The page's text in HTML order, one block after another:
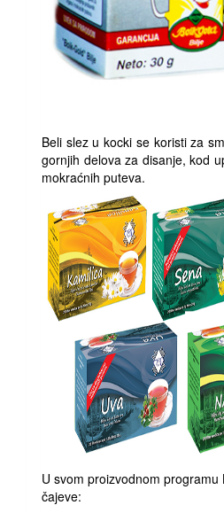
Beli slez u kocki se koristi za
gornjih delova za disanje, kod
mokraćnih puteva.
U svom proizvodnom programu
čajeve: